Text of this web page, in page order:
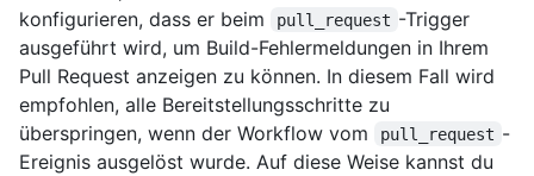
konfigurieren, dass er beim
pull_request -Trigger
ausgeführt wird, um Build-Fehlermeldungen in Ihrem
Pull Request anzeigen zu können. In diesem Fall wird
empfohlen, alle Bereitstellungsschritte zu
überspringen, wenn der Workflow vom
pull_request -
Ereignis ausgelöst wurde. Auf diese Weise kannst du